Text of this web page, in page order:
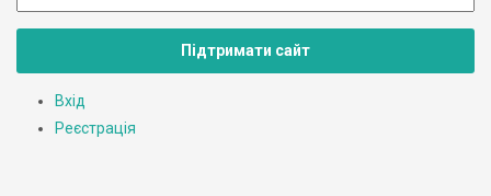
Підтримати сайт
Вхід
Реєстрація